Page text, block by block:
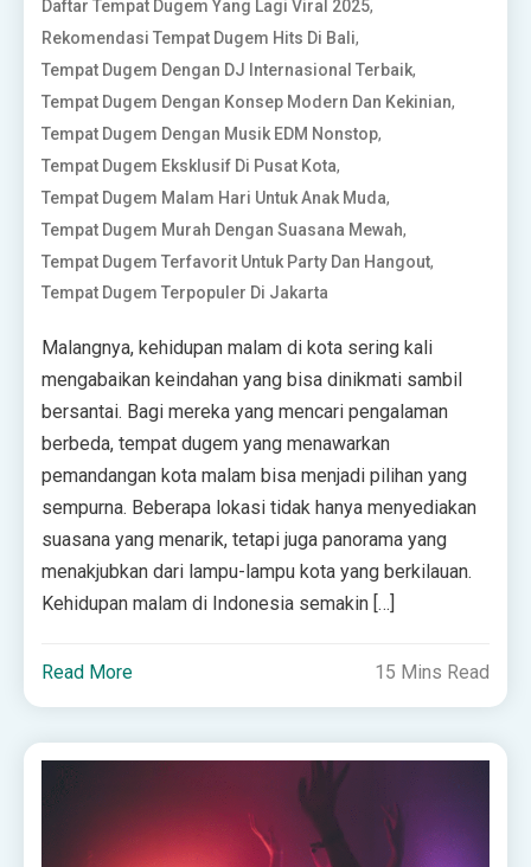
Daftar Tempat Dugem Yang Lagi Viral 2025,
Rekomendasi Tempat Dugem Hits Di Bali,
Tempat Dugem Dengan DJ Internasional Terbaik,
Tempat Dugem Dengan Konsep Modern Dan Kekinian,
Tempat Dugem Dengan Musik EDM Nonstop,
Tempat Dugem Eksklusif Di Pusat Kota,
Tempat Dugem Malam Hari Untuk Anak Muda,
Tempat Dugem Murah Dengan Suasana Mewah,
Tempat Dugem Terfavorit Untuk Party Dan Hangout,
Tempat Dugem Terpopuler Di Jakarta
Malangnya, kehidupan malam di kota sering kali
mengabaikan keindahan yang bisa dinikmati sambil
bersantai. Bagi mereka yang mencari pengalaman
berbeda, tempat dugem yang menawarkan
pemandangan kota malam bisa menjadi pilihan yang
sempurna. Beberapa lokasi tidak hanya menyediakan
suasana yang menarik, tetapi juga panorama yang
menakjubkan dari lampu-lampu kota yang berkilauan.
Kehidupan malam di Indonesia semakin […]
Read More 15 Mins Read